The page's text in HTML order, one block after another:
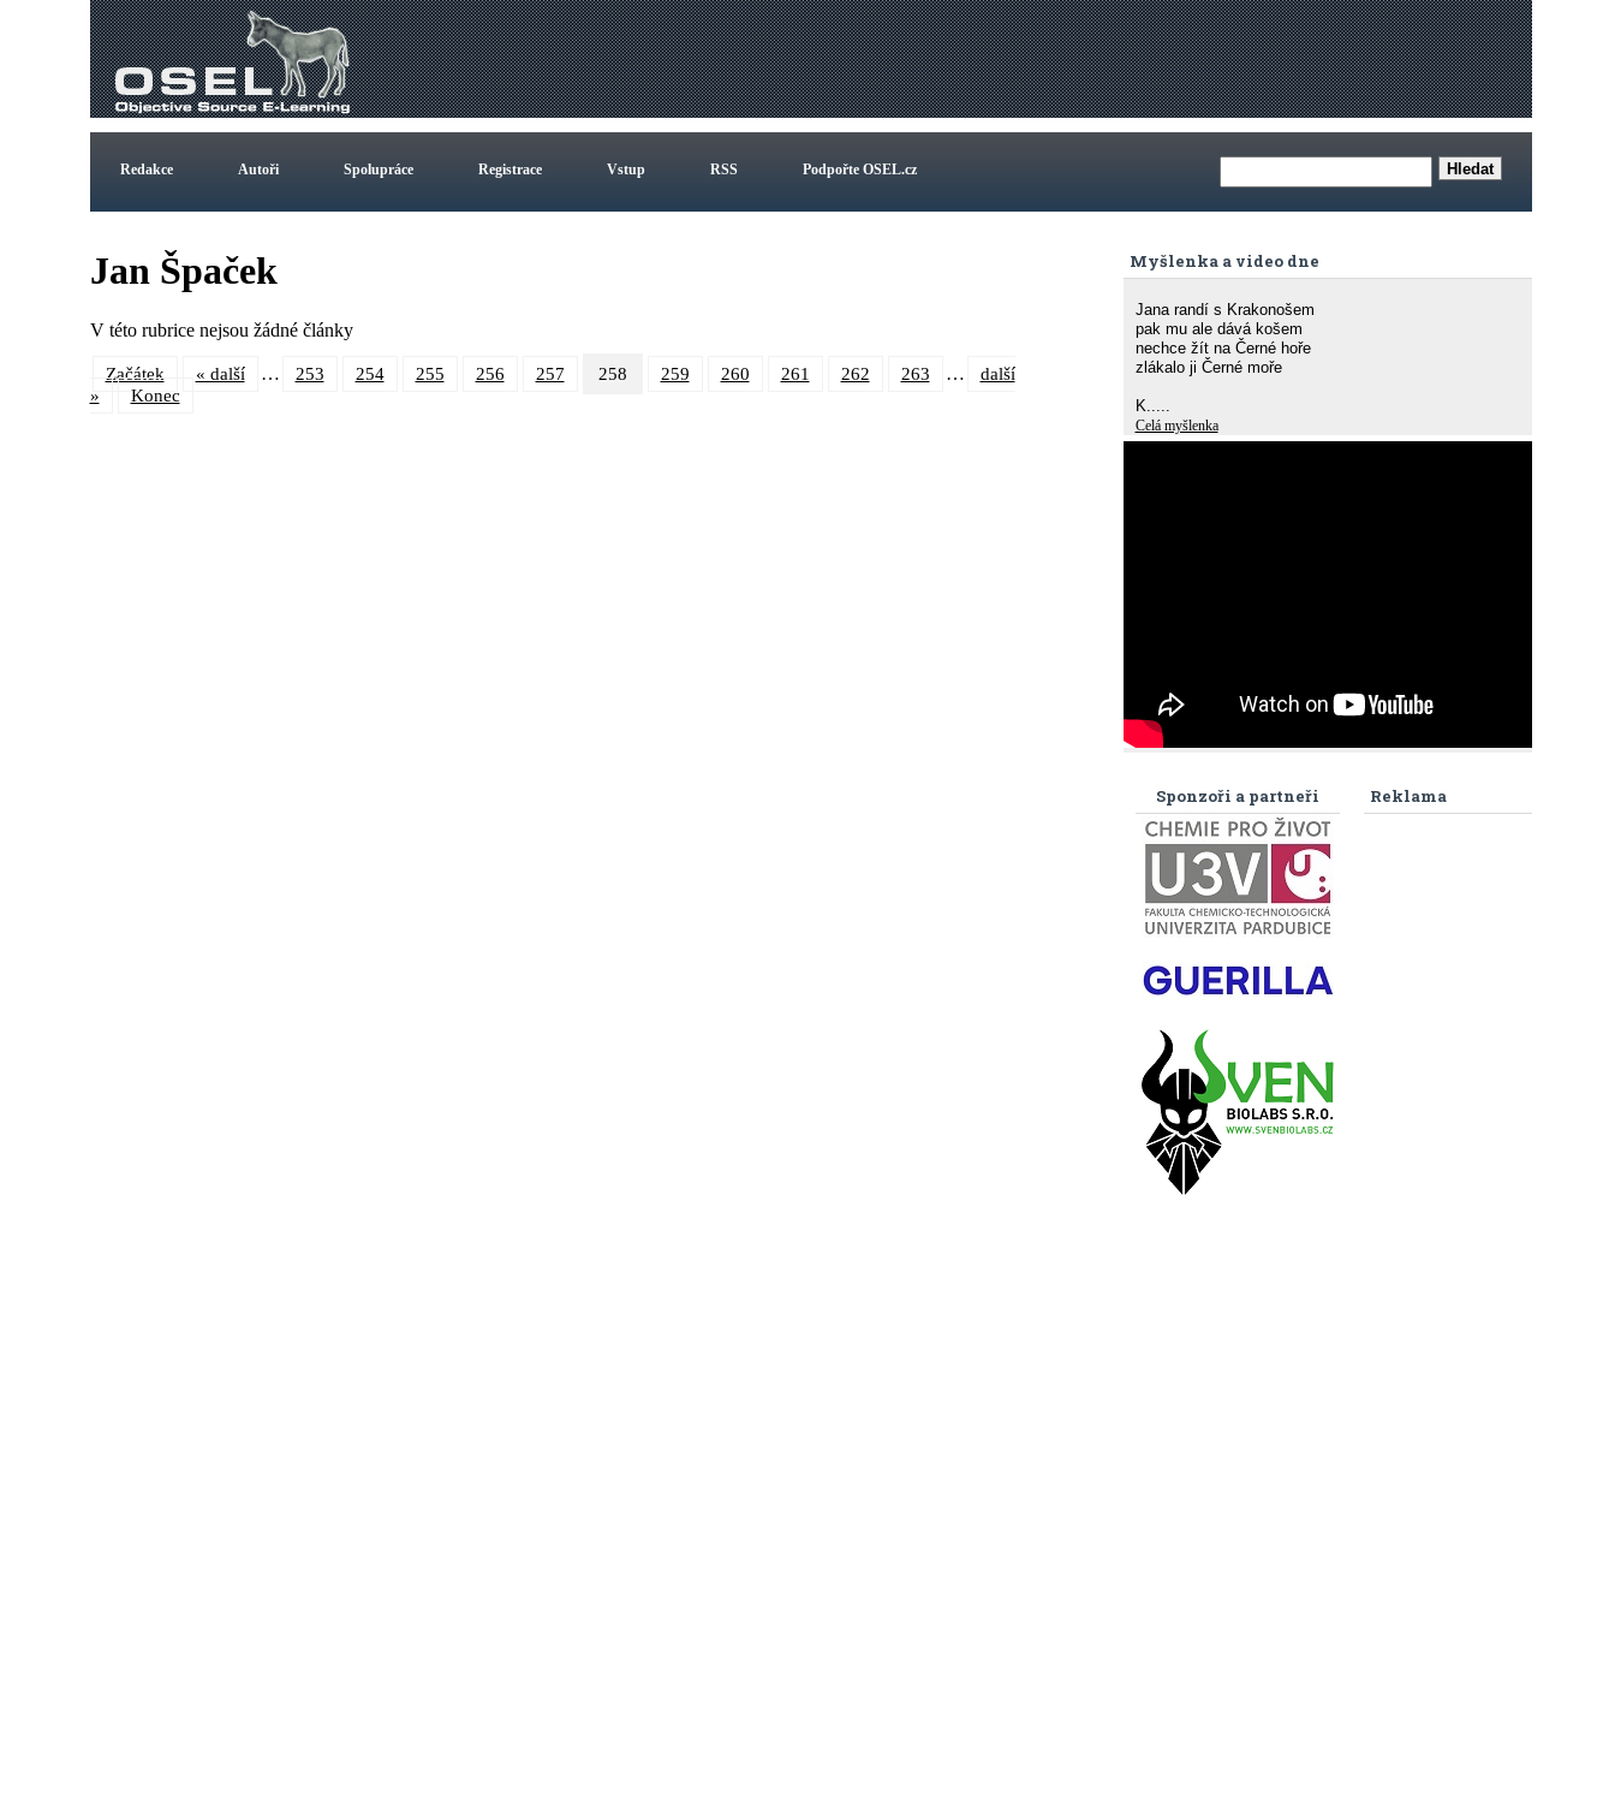
Redakce Autoři Spolupráce Registrace Vstup RSS Podpořte OSEL.cz
Jan Špaček
V této rubrice nejsou žádné články
Začátek « další … 253 254 255 256 257 258 259 260 261 262 263 …
další
»
Konec
Myšlenka a video dne
Jana randí s Krakonošem
pak mu ale dává košem
nechce žít na Černé hoře
zlákalo ji Černé moře
K.....
Celá myšlenka
Reklama
Sponzoři a partneři